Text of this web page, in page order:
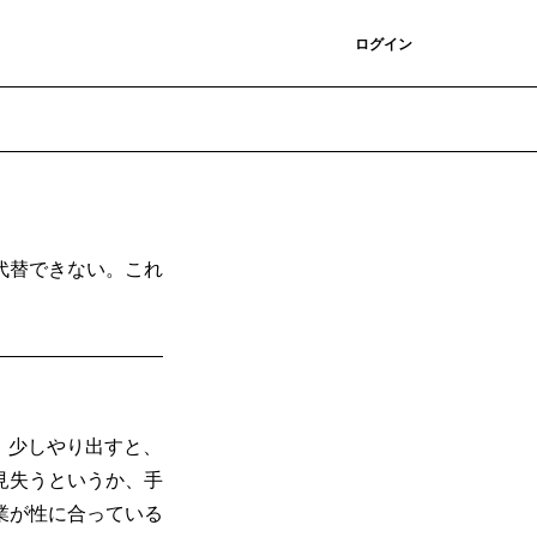
ログイン
替できない。これ
しやり出すと、
失うというか、手
性に合っている